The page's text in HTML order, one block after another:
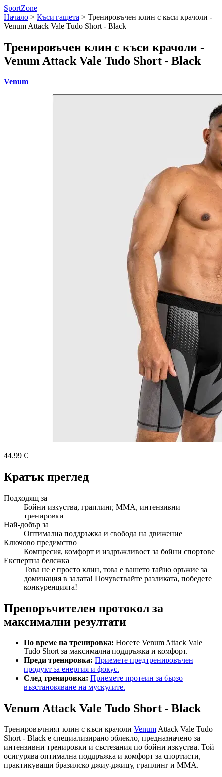
SportZone
Начало > Къси гащета > Тренировъчен клин с къси крачоли -
Venum Attack Vale Tudo Short - Black
Тренировъчен клин с къси крачоли -
Venum Attack Vale Tudo Short - Black
Venum
44.99 €
Кратък преглед
Подходящ за
Бойни изкуства, граплинг, ММА, интензивни
тренировки
Най-добър за
Оптимална поддръжка и свобода на движение
Ключово предимство
Компресия, комфорт и издръжливост за бойни спортове
Експертна бележка
Това не е просто клин, това е вашето тайно оръжие за
доминация в залата! Почувствайте разликата, победете
конкуренцията!
Препоръчителен протокол за
максимални резултати
По време на тренировка: Носете Venum Attack Vale
Tudo Short за максимална поддръжка и комфорт.
Преди тренировка: Приемете предтренировъчен
продукт за енергия и фокус.
След тренировка: Приемете протеин за бързо
възстановяване на мускулите.
Venum Attack Vale Tudo Short - Black
Тренировъчният клин с къси крачоли Venum Attack Vale Tudo
Short - Black е специализирано облекло, предназначено за
интензивни тренировки и състезания по бойни изкуства. Той
осигурява оптимална поддръжка и комфорт за спортисти,
практикуващи бразилско джиу-джицу, граплинг и ММА.